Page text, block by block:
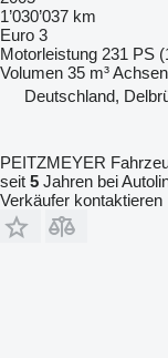
1’030’037 km
Euro 3
Motorleistung 231 PS
Volumen 35 m³
Deutschland,
PEITZMEYER
seit 5 Jahren bei
Verkäufer kontaktieren